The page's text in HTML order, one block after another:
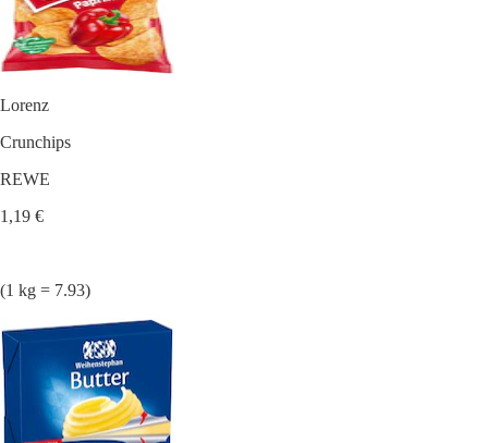
Lorenz
Crunchips
REWE
1,19 €
(1 kg = 7.93)